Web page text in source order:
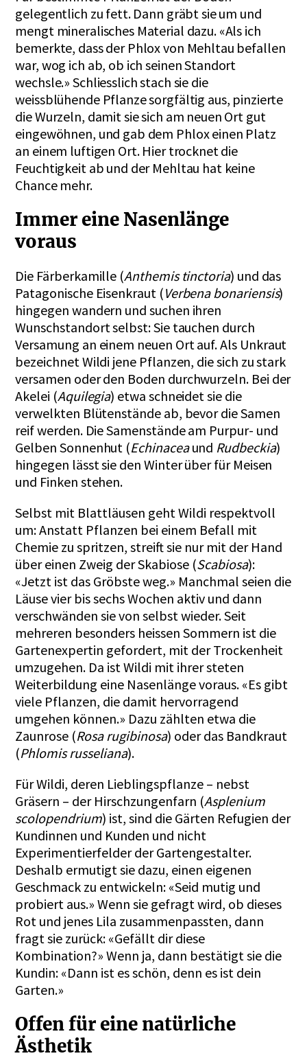
gelegentlich zu fett. Dann gräbt sie um und
mengt mineralisches Material dazu. «Als ich
bemerkte, dass der Phlox von Mehltau befallen
war, wog ich ab, ob ich seinen Standort
wechsle.» Schliesslich stach sie die
weissblühende Pflanze sorgfältig aus, pinzierte
die Wurzeln, damit sie sich am neuen Ort gut
eingewöhnen, und gab dem Phlox einen Platz
an einem luftigen Ort. Hier trocknet die
Feuchtigkeit ab und der Mehltau hat keine
Chance mehr.
Immer eine Nasenlänge
voraus
Die Färberkamille (Anthemis tinctoria) und das
Patagonische Eisenkraut (Verbena bonariensis)
hingegen wandern und suchen ihren
Wunschstandort selbst: Sie tauchen durch
Versamung an einem neuen Ort auf. Als Unkraut
bezeichnet Wildi jene Pflanzen, die sich zu stark
versamen oder den Boden durchwurzeln. Bei der
Akelei (Aquilegia) etwa schneidet sie die
verwelkten Blütenstände ab, bevor die Samen
reif werden. Die Samenstände am Purpur- und
Gelben Sonnenhut (Echinaceaund Rudbeckia)
hingegen lässt sie den Winter über für Meisen
und Finken stehen.
Selbst mit Blattläusen geht Wildi respektvoll
um: Anstatt Pflanzen bei einem Befall mit
Chemie zu spritzen, streift sie nur mit der Hand
über einen Zweig der Skabiose (Scabiosa):
«Jetzt ist das Gröbste weg.» Manchmal seien die
Läuse vier bis sechs Wochen aktiv und dann
verschwänden sie von selbst wieder. Seit
mehreren besonders heissen Sommern ist die
Gartenexpertin gefordert, mit der Trockenheit
umzugehen. Da ist Wildi mit ihrer steten
Weiterbildung eine Nasenlänge voraus. «Es gibt
viele Pflanzen, die damit hervorragend
umgehen können.» Dazu zählten etwa die
Zaunrose (Rosa rugibinosa) oder das Bandkraut
(Phlomis russeliana).
Für Wildi, deren Lieblingspflanze – nebst
Gräsern – der Hirschzungenfarn (Asplenium
scolopendrium) ist, sind die Gärten Refugien der
Kundinnen und Kunden und nicht
Experimentierfelder der Gartengestalter.
Deshalb ermutigt sie dazu, einen eigenen
Geschmack zu entwickeln: «Seid mutig und
probiert aus.» Wenn sie gefragt wird, ob dieses
Rot und jenes Lila zusammenpassten, dann
fragt sie zurück: «Gefällt dir diese
Kombination?» Wenn ja, dann bestätigt sie die
Kundin: «Dann ist es schön, denn es ist dein
Garten.»
Offen für eine natürliche
Ästhetik